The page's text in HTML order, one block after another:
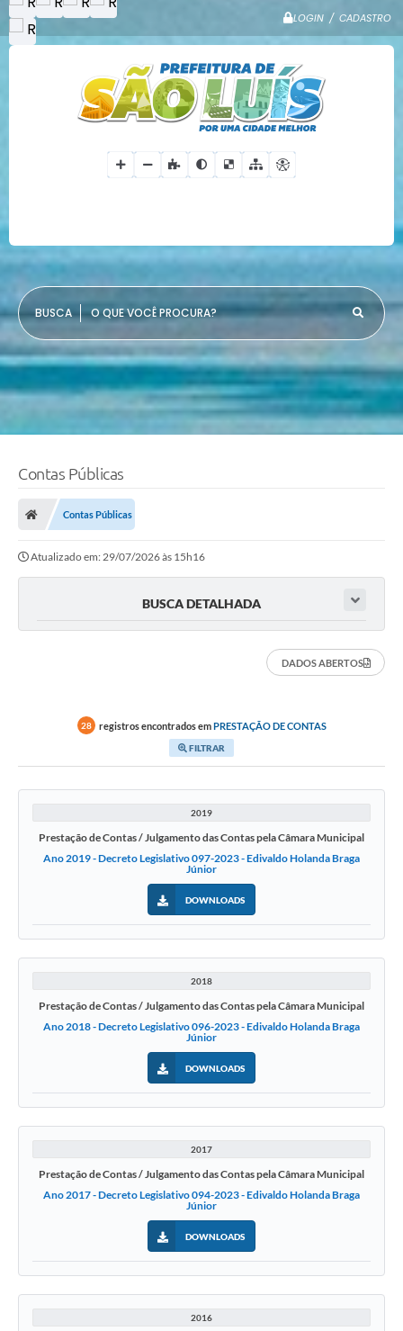
LOGIN / CADASTRO
O QUE VOCÊ PROCURA?
Contas Públicas
Contas Públicas
Atualizado em: 29/07/2026 às 15h16
BUSCA DETALHADA
DADOS ABERTOS
28 registros encontrados emPRESTAÇÃO DE CONTAS
FILTRAR
2019
Prestação de Contas / Julgamento das Contas pela Câmara Municipal
Ano 2019 - Decreto Legislativo 097-2023 - Edivaldo Holanda Braga
Júnior
DOWNLOADS
2018
Prestação de Contas / Julgamento das Contas pela Câmara Municipal
Ano 2018 - Decreto Legislativo 096-2023 - Edivaldo Holanda Braga
Júnior
DOWNLOADS
2017
Prestação de Contas / Julgamento das Contas pela Câmara Municipal
Ano 2017 - Decreto Legislativo 094-2023 - Edivaldo Holanda Braga
Júnior
DOWNLOADS
2016